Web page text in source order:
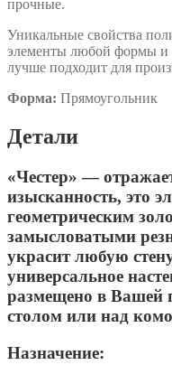
прочные.
Уникальные свойства
элементы любой формы и
лучше подходит для
Форма: Прямоугольник
Детали
«Честер» —
изысканность, это
геометрическим
замысловатыми
украсит любую
универсальное
размещено в Вашей
столом или над
Назначение: